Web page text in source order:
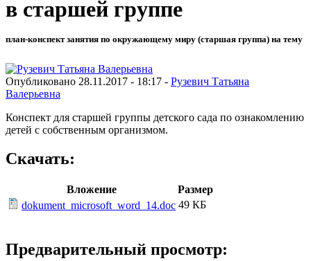
в старшей группе
план-конспект занятия по окружающему миру (старшая группа) на тему
Опубликовано 28.11.2017 - 18:17 - Рузевич Татьяна
Валерьевна
Конспект для старшей группы детского сада по ознакомлению
детей с собственным организмом.
Скачать:
Вложение
Размер
dokument_microsoft_word_14.doc 49 КБ
Предварительный просмотр: